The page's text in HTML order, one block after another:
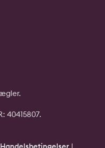
40415807.
Handelsbetingelser |